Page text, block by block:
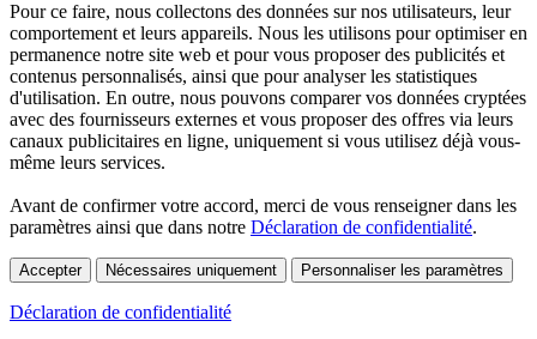
Pour ce faire, nous collectons des données sur nos utilisateurs, leur
comportement et leurs appareils. Nous les utilisons pour optimiser en
permanence notre site web et pour vous proposer des publicités et
contenus personnalisés, ainsi que pour analyser les statistiques
d'utilisation. En outre, nous pouvons comparer vos données cryptées
avec des fournisseurs externes et vous proposer des offres via leurs
canaux publicitaires en ligne, uniquement si vous utilisez déjà vous-
même leurs services.
Avant de confirmer votre accord, merci de vous renseigner dans les
paramètres ainsi que dans notre Déclaration de confidentialité.
Accepter Nécessaires uniquement Personnaliser les paramètres
Déclaration de confidentialité